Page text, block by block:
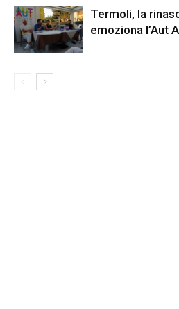
Termoli, la
emoziona l’Aut